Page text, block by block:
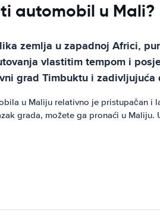
automobil u Mali?
zemlja u zapadnoj Africi,
vlastitim tempom i
grad Timbuktu i
u Maliju relativno je pristupačan
grada, možete ga pronaći u